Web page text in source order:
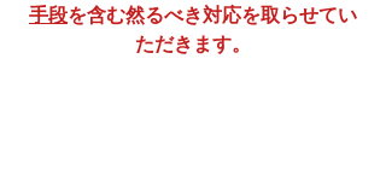
手段を含む然るべき対応を取らせてい
ただきます。